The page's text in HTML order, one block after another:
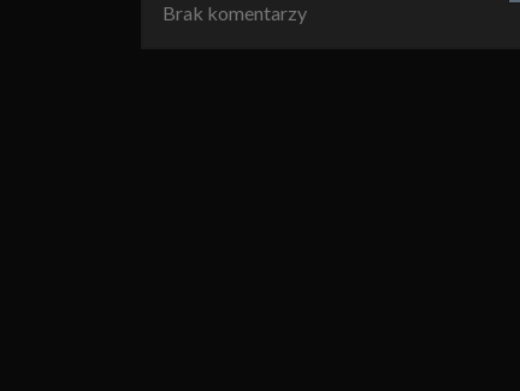
Brak komentarzy